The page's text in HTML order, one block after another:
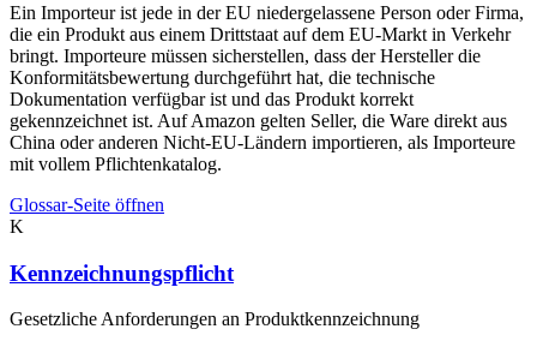
Ein Importeur ist jede in der EU niedergelassene Person oder Firma,
die ein Produkt aus einem Drittstaat auf dem EU-Markt in Verkehr
bringt. Importeure müssen sicherstellen, dass der Hersteller die
Konformitätsbewertung durchgeführt hat, die technische
Dokumentation verfügbar ist und das Produkt korrekt
gekennzeichnet ist. Auf Amazon gelten Seller, die Ware direkt aus
China oder anderen Nicht-EU-Ländern importieren, als Importeure
mit vollem Pflichtenkatalog.
Glossar-Seite öffnen
K
Kennzeichnungspflicht
Gesetzliche Anforderungen an Produktkennzeichnung